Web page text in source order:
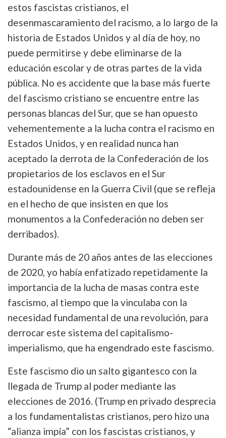
estos fascistas cristianos, el
desenmascaramiento del racismo, a lo largo de la
historia de Estados Unidos y al día de hoy, no
puede permitirse y debe eliminarse de la
educación escolar y de otras partes de la vida
pública. No es accidente que la base más fuerte
del fascismo cristiano se encuentre entre las
personas blancas del Sur, que se han opuesto
vehementemente a la lucha contra el racismo en
Estados Unidos, y en realidad nunca han
aceptado la derrota de la Confederación de los
propietarios de los esclavos en el Sur
estadounidense en la Guerra Civil (que se refleja
en el hecho de que insisten en que los
monumentos a la Confederación no deben ser
derribados).
Durante más de 20 años antes de las elecciones
de 2020, yo había enfatizado repetidamente la
importancia de la lucha de masas contra este
fascismo, al tiempo que la vinculaba con la
necesidad fundamental de una revolución, para
derrocar este sistema del capitalismo-
imperialismo, que ha engendrado este fascismo.
Este fascismo dio un salto gigantesco con la
llegada de Trump al poder mediante las
elecciones de 2016. (Trump en privado desprecia
a los fundamentalistas cristianos, pero hizo una
“alianza impía” con los fascistas cristianos, y